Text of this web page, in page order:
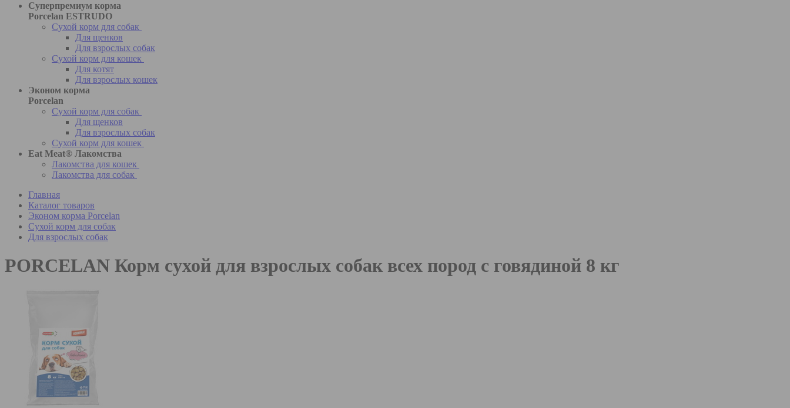
Суперпремиум корма
Porcelan ESTRUDO
Сухой корм для собак
Для щенков
Для взрослых собак
Сухой корм для кошек
Для котят
Для взрослых кошек
Эконом корма
Porcelan
Сухой корм для собак
Для щенков
Для взрослых собак
Сухой корм для кошек
Eat Meat® Лакомства
Лакомства для кошек
Лакомства для собак
Главная
Каталог товаров
Эконом корма Porcelan
Сухой корм для собак
Для взрослых собак
PORCELAN Корм сухой для взрослых собак всех пород с говядиной 8 кг